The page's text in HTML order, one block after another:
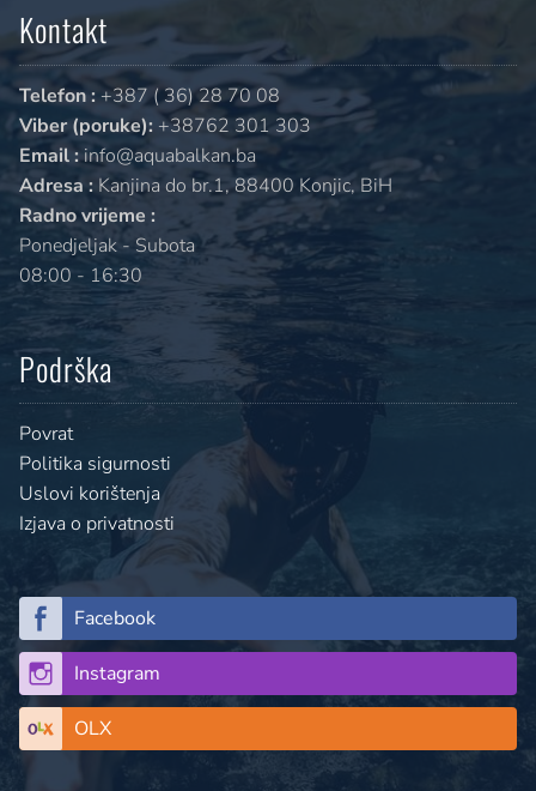
Kontakt
Telefon : +387 ( 36) 28 70 08
Viber (poruke): +38762 301 303
Email :info@aquabalkan.ba
Adresa : Kanjina do br.1, 88400 Konjic, BiH
Radno vrijeme :
Ponedjeljak - Subota
08:00 - 16:30
Podrška
Povrat
Politika sigurnosti
Uslovi korištenja
Izjava o privatnosti
Facebook
Instagram
OLX